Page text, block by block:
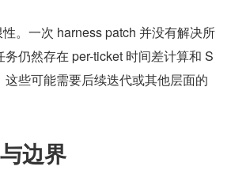
。一次 harness patch 并没有解决所
仍然存在 per-ticket 时间差计算和 S
这些可能需要后续迭代或其他层面的
边界